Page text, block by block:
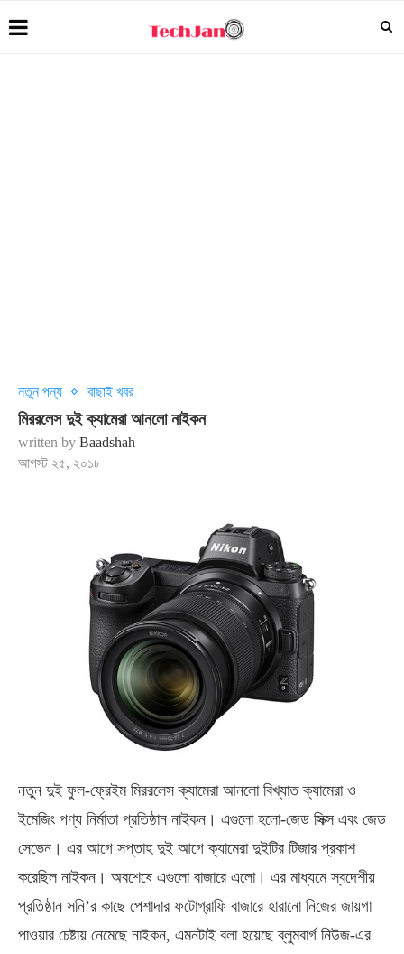
নতুন পন্য বাছাই খবর
মিররলেস দুই ক্যামেরা আনলো নাইকন
written by Baadshah
আগস্ট ২৫, ২০১৮
নতুন দুই ফুল-ফ্রেইম মিররলেস ক্যামেরা আনলো বিখ্যাত ক্যামেরা ও
ইমেজিং পণ্য নির্মাতা প্রতিষ্ঠান নাইকন। এগুলো হলো-জেড সিক্স এবং জেড
সেভেন। এর আগে সপ্তাহ দুই আগে ক্যামেরা দুইটির টিজার প্রকাশ
করেছিল নাইকন। অবশেষে এগুলো বাজারে এলো। এর মাধ্যমে স্বদেশীয়
প্রতিষ্ঠান সনি’র কাছে পেশাদার ফটোগ্রাফি বাজারে হারানো নিজের জায়গা
পাওয়ার চেষ্টায় নেমেছে নাইকন, এমনটাই বলা হয়েছে ব্লুমবার্গ নিউজ-এর